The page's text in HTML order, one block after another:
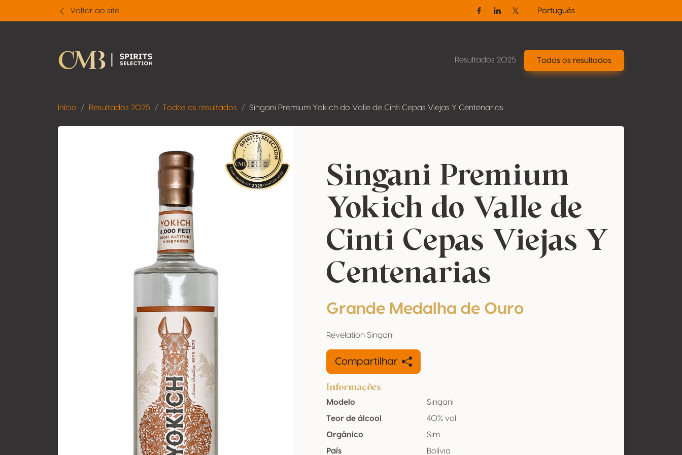
Voltar ao site
FacebookLinkedinTwitter / X
Portugués
Resultados 2025 Todos os resultados
Início Resultados 2025 Todos os resultados Singani Premium Yokich do Valle de Cinti Cepas Viejas Y Centenarias
Singani Premium
Yokich do Valle de
Cinti Cepas Viejas Y
Centenarias
Grande Medalha de Ouro
Revelation Singani
Compartilhar
Informações
Modelo
Singani
Teor de álcool
40% vol
Orgânico
Sim
País
Bolívia